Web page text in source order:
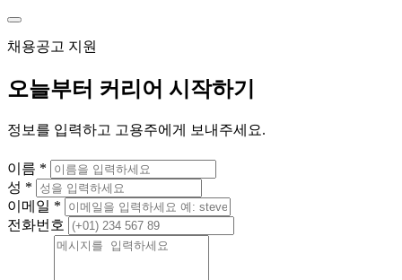
채용공고 지원
오늘부터 커리어 시작하기
정보를 입력하고 고용주에게 보내주세요.
이름 *
성 *
이메일 *
전화번호